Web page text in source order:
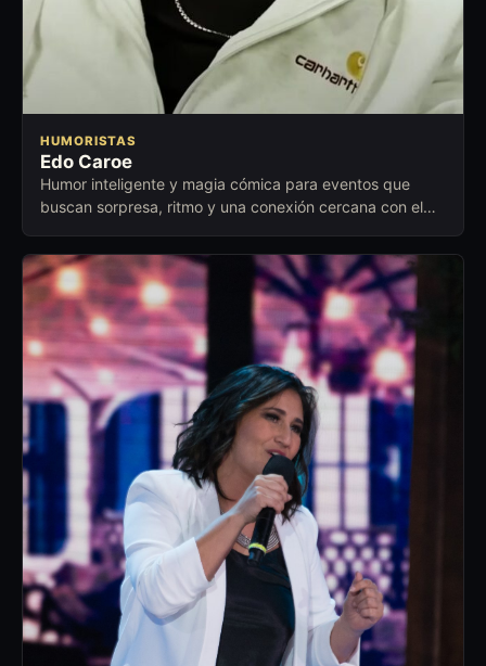
HUMORISTAS
Edo Caroe
Humor inteligente y magia cómica para eventos que
buscan sorpresa, ritmo y una conexión cercana con el